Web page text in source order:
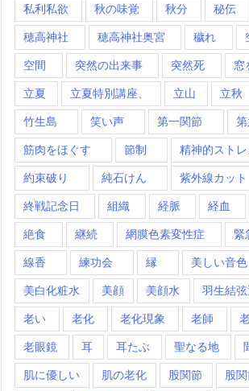
私利私欲 秋の味覚 秋分 秘伝
穂高神社 穂高神社奥宮 穢れ
空間 突然の出来事 突然死 窓
立夏 立夏特別講座、 立山 立秋
竹生島 笑い声 第一関節
筋肉をほぐす 節制 精神的ストレ
約束破り 純石けん 紫外線カット
終戦記念日 組織 経脈 経血
絶食 継続 網膜色素変性症 緊
線香 練功会 縁 美しい音色
美白化粧水 美顔 美顔水 羽生結
老い 老化 老化現象 老師
老眼鏡 耳 耳たぶ 聖なる地
肌に優しい 肌の老化 股関節 股